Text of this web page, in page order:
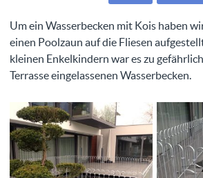
Um ein Wasserbecken mit Kois haben
einen Poolzaun auf die Fliesen
kleinen Enkelkindern war es zu
Terrasse eingelassenen Wasserbecken.